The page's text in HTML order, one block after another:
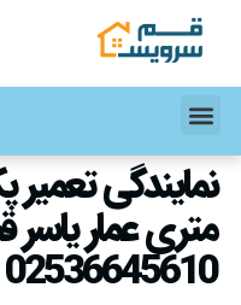
02536645610